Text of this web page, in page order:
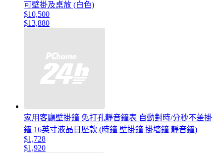
可壁掛及桌放 (白色)
$10,500
$13,880
家用客廳壁掛鐘 免打孔靜音鐘表 自動對時/分秒不差掛
鐘 16英寸液晶日歷款 (時鐘 壁掛鐘 掛墻鐘 靜音鐘)
$1,728
$1,920